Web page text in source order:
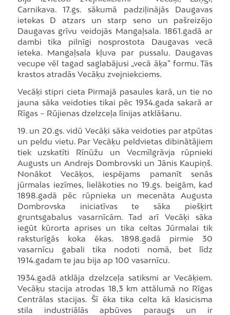
Carnikava. 17.gs. sākumā padziļinājās Daugavas
ietekas D atzars un starp seno un pašreizējo
Daugavas grīvu veidojās Mangaļsala. 1861.gadā ar
dambi tika pilnīgi nosprostota Daugavas vecā
ieteka. Mangaļsala kļuva par pussalu. Daugavas
vecupe vēl tagad saglabājusi „vecā āķa” formu. Tās
krastos atradās Vecāķu zvejniekciems.
Vecāķi stipri cieta Pirmajā pasaules karā, un tie no
jauna sāka veidoties tikai pēc 1934.gada sakarā ar
Rīgas – Rūjienas dzelzceļa līnijas atklāšanu.
19. un 20.gs. vidū Vecāķi sāka veidoties par atpūtas
un peldu vietu. Par Vecāķu peldvietas dibinātājiem
tiek uzskatīti Rīnūžu un Vecmīlgrāvja rūpnieki
Augusts un Andrejs Dombrovski un Jānis Kaupiņš.
Nonākot Vecāķos, iespējams pamanīt senās
jūrmalas iezīmes, lielākoties no 19.gs. beigām, kad
1898.gadā pēc rūpnieka un mecenāta Augusta
Dombrovska iniciatīvas te sāka piešķirt
gruntsgabalus vasarnīcām. Tad arī Vecāķi sāka
iegūt kūrorta aprises un tika celtas Jūrmalai tik
raksturīgās koka ēkas. 1898.gadā pirmie 30
vasarnīcu gabali tika nodoti nomā, bet līdz
1914.gadam te jau bija ap 100 vasarnīcu.
1934.gadā atklāja dzelzceļa satiksmi ar Vecāķiem.
Vecāķu stacija atrodas 18,3 km attālumā no Rīgas
Centrālas stacijas. Šī ēka tika celta kā klasicisma
stila industriālās apbūves paraugs un ir